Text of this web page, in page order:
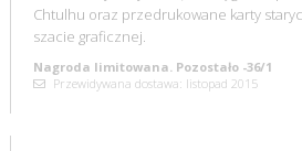
Chtulhu oraz przedrukowane karty
szacie graficznej.
Nagroda limitowana. Pozostało -36/1
Przewidywana dostawa: listopad 2015